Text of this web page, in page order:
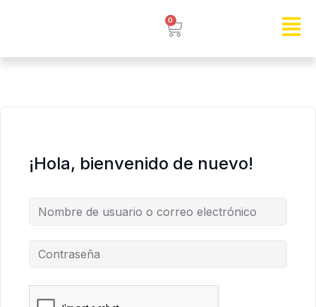
0
¡Hola, bienvenido de nuevo!